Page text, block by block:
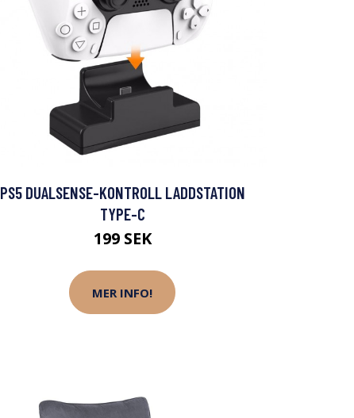
PS5 DUALSENSE-KONTROLL LADDSTATION
TYPE-C
199 SEK
MER INFO!